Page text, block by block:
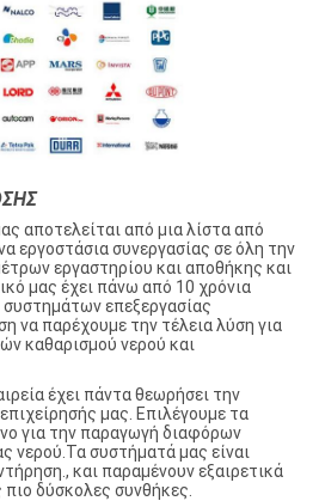
αποτελείται από μια λίστα από
εργοστάσια συνεργασίας σε όλη την
εργαστηρίου και αποθήκης και
μας έχει πάνω από 10 χρόνια
συστημάτων επεξεργασίας
να παρέχουμε την τέλεια λύση για
καθαρισμού νερού και
έχει πάντα θεωρήσει την
μας. Επιλέγουμε τα
για την παραγωγή διαφόρων
νερού.Τα συστήματά μας είναι
και παραμένουν εξαιρετικά
πιο δύσκολες συνθήκες.